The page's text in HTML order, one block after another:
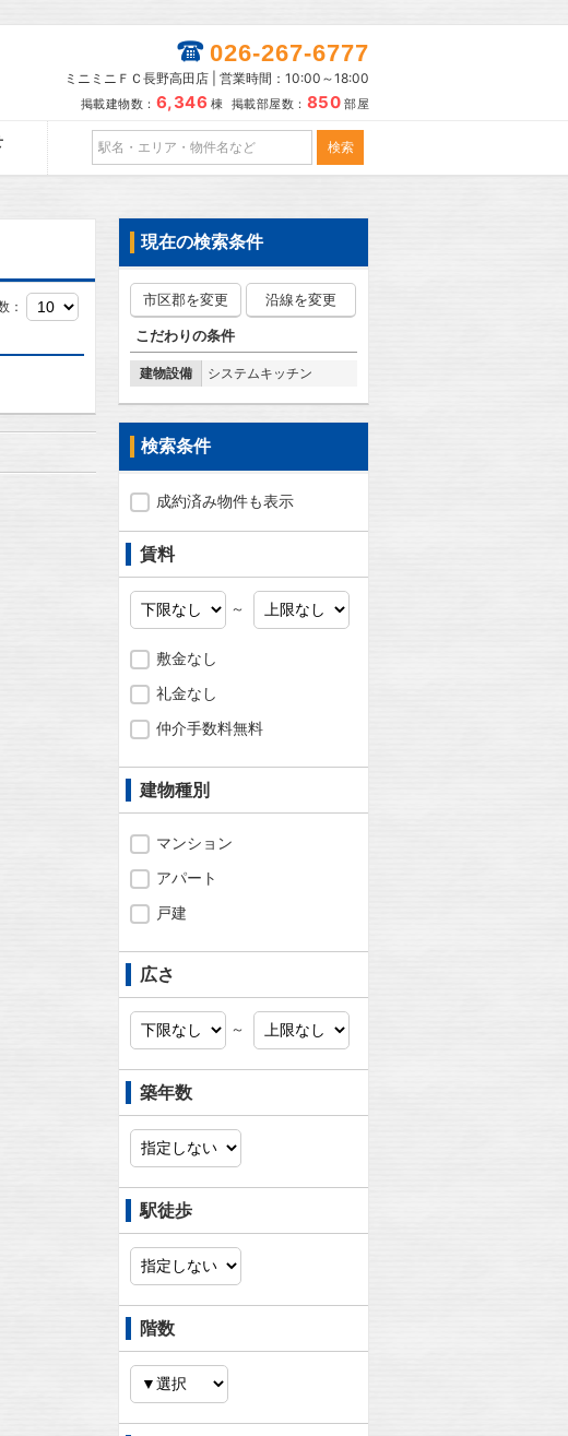
026-267-6777
ミニミニＦＣ長野高田店 | 営業時間：10:00～18:00
掲載建物数： 6,346 棟 掲載部屋数： 850 部屋
：
現在の検索条件
市区郡を変更 沿線を変更
こだわりの条件
建物設備 システムキッチン
検索条件
成約済み物件も表示
賃料
～
敷金なし
礼金なし
仲介手数料無料
建物種別
マンション
アパート
戸建
広さ
～
築年数
駅徒歩
階数